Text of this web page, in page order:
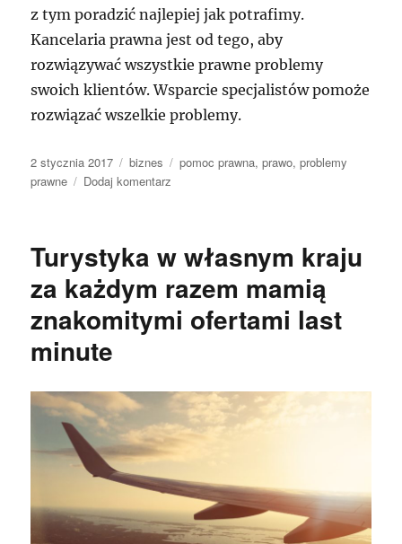
z tym poradzić najlepiej jak potrafimy.
Kancelaria prawna jest od tego, aby
rozwiązywać wszystkie prawne problemy
swoich klientów. Wsparcie specjalistów pomoże
rozwiązać wszelkie problemy.
Data
publikacji
2 stycznia 2017 Kategorie
biznes Tagi
pomoc prawna,prawo,problemy
prawne
Dodaj komentarz
potrzebuje
pomocy
prawnika.
Turystyka w własnym kraju
za każdym razem mamią
znakomitymi ofertami last
minute